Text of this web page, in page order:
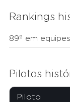
Rankings
89º em
Pilotos
Piloto